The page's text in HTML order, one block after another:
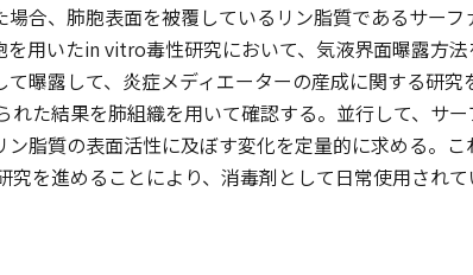
合、肺胞表面を被覆しているリン脂質であるサー
を用いたin vitro毒性研究において、気液界面曝露方
曝露して、炎症メディエーターの産成に関する研
た結果を肺組織を用いて確認する。並行して、サ
ン脂質の表面活性に及ぼす変化を定量的に求める。
究を進めることにより、消毒剤として日常使用され